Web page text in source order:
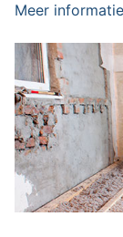
Meer